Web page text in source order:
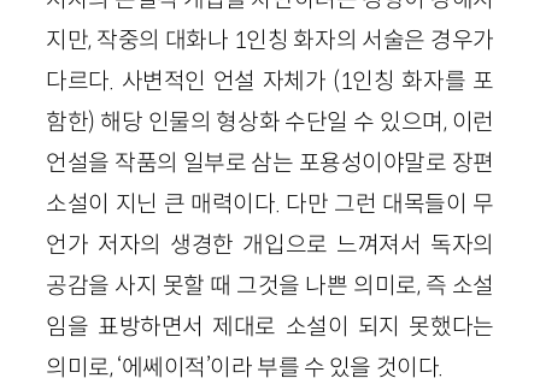
지만, 작중의 대화나 1인칭 화자의 서술은 경우가
다르다. 사변적인 언설 자체가 (1인칭 화자를 포
함한) 해당 인물의 형상화 수단일 수 있으며, 이런
언설을 작품의 일부로 삼는 포용성이야말로 장편
소설이 지닌 큰 매력이다. 다만 그런 대목들이 무
언가 저자의 생경한 개입으로 느껴져서 독자의
공감을 사지 못할 때 그것을 나쁜 의미로, 즉 소설
임을 표방하면서 제대로 소설이 되지 못했다는
의미로, ‘에쎄이적’이라 부를 수 있을 것이다.